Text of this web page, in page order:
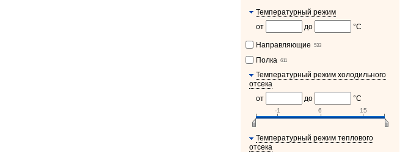
Температурный режим
от
до °С
Направляющие 533
Полка 611
Температурный режим холодильного
отсека
от
до °C
-1 6 15
Температурный режим теплового
отсека